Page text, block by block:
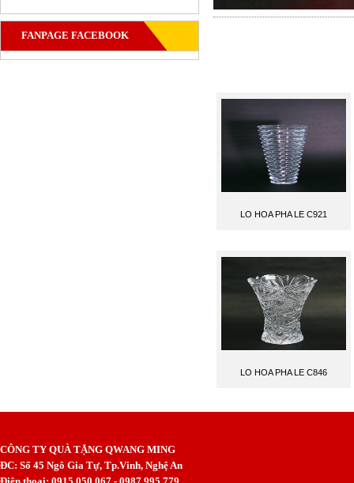
FANPAGE FACEBOOK
LO HOA PHA LE C921
LO HOA PHA LE C846
CÔNG TY QUÀ TẶNG QWANG MING
ĐC: Số 45 Ngô Gia Tự, Tp.Vinh, Nghệ An